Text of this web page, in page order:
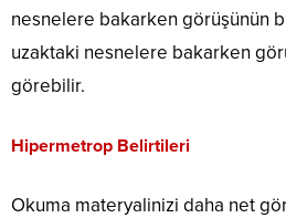
nesnelere bakarken görüşünün
uzaktaki nesnelere bakarken
görebilir.
Hipermetrop Belirtileri
Okuma materyalinizi daha net